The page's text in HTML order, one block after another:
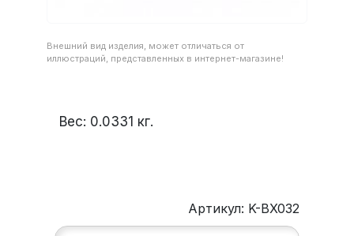
Внешний вид изделия, может отличаться от
иллюстраций, представленных в интернет-магазине!
Вес: 0.0331 кг.
Артикул: K-BX032